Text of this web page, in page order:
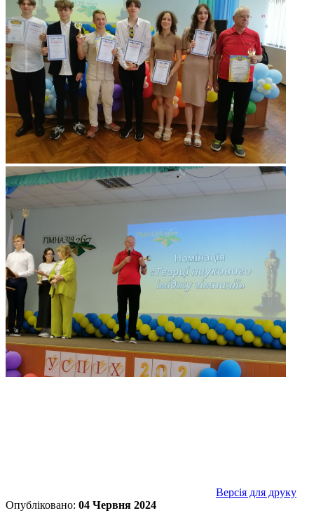
Версія для друку
Опубліковано: 04 Червня 2024